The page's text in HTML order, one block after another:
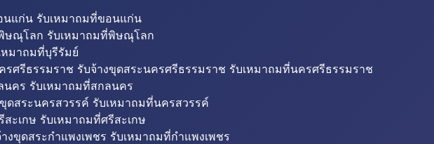
นแก่น รับเหมาถมที่ขอนแก่น
ษณุโลก รับเหมาถมที่พิษณุโลก
หมาถมที่บุรีรัมย์
ศรีธรรมราช รับจ้างขุดสระนครศรีธรรมราช รับเหมาถมที่นครศรีธรรมราช
นคร รับเหมาถมที่สกลนคร
ดสระนครสวรรค์ รับเหมาถมที่นครสวรรค์
ะเกษ รับเหมาถมที่ศรีสะเกษ
งขุดสระกำแพงเพชร รับเหมาถมที่กำแพงเพชร